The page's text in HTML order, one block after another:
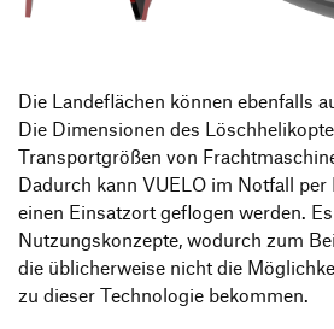
Die Landeflächen können ebenfalls
Die Dimensionen des
Transportgrößen von
Dadurch kann VUELO im Notfall per
einen Einsatzort geflogen werden.
Nutzungskonzepte, wodurch zum
die üblicherweise nicht die
zu dieser Technologie bekommen.